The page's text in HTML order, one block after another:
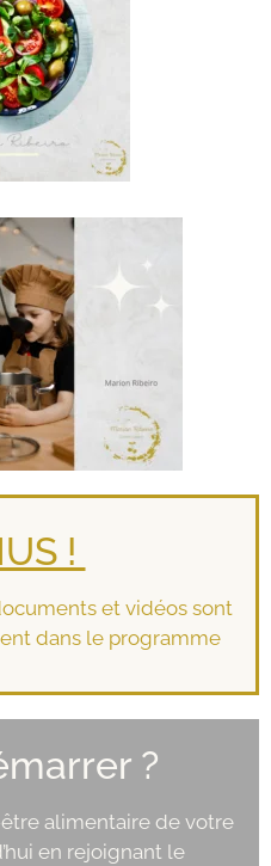
!
et vidéos sont
dans le programme
?
alimentaire de votre
en rejoignant le